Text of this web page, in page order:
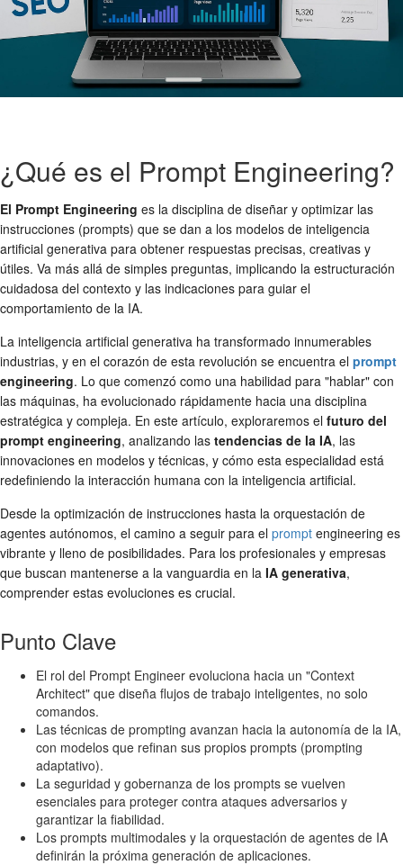
¿Qué es el Prompt Engineering?
El Prompt Engineering es la disciplina de diseñar y optimizar las
instrucciones (prompts) que se dan a los modelos de inteligencia
artificial generativa para obtener respuestas precisas, creativas y
útiles. Va más allá de simples preguntas, implicando la estructuración
cuidadosa del contexto y las indicaciones para guiar el
comportamiento de la IA.
La inteligencia artificial generativa ha transformado innumerables
industrias, y en el corazón de esta revolución se encuentra el prompt
engineering. Lo que comenzó como una habilidad para "hablar" con
las máquinas, ha evolucionado rápidamente hacia una disciplina
estratégica y compleja. En este artículo, exploraremos el futuro del
prompt engineering, analizando las tendencias de la IA, las
innovaciones en modelos y técnicas, y cómo esta especialidad está
redefiniendo la interacción humana con la inteligencia artificial.
Desde la optimización de instrucciones hasta la orquestación de
agentes autónomos, el camino a seguir para el prompt engineering es
vibrante y lleno de posibilidades. Para los profesionales y empresas
que buscan mantenerse a la vanguardia en la IA generativa,
comprender estas evoluciones es crucial.
Punto Clave
El rol del Prompt Engineer evoluciona hacia un "Context
Architect" que diseña flujos de trabajo inteligentes, no solo
comandos.
Las técnicas de prompting avanzan hacia la autonomía de la IA,
con modelos que refinan sus propios prompts (prompting
adaptativo).
La seguridad y gobernanza de los prompts se vuelven
esenciales para proteger contra ataques adversarios y
garantizar la fiabilidad.
Los prompts multimodales y la orquestación de agentes de IA
definirán la próxima generación de aplicaciones.